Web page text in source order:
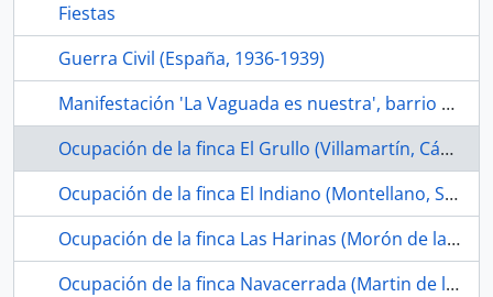
Fiestas
Guerra Civil (España, 1936-1939)
Manifestación 'La Vaguada es nuestra', barrio del Pilar (Madrid, España, 1977-02-12)
Ocupación de la finca El Grullo (Villamartín, Cádiz, España, 1983)
Ocupación de la finca El Indiano (Montellano, Sevilla, España, 1983)
Ocupación de la finca Las Harinas (Morón de la Frontera, Sevilla, España, 1983)
Ocupación de la finca Navacerrada (Martin de la Jara, Sevilla, España, 1983)